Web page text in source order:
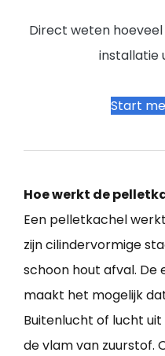
Direct weten
installatie
Start
Hoe werkt de
Een pelletkachel
zijn cilindervormige
schoon hout afval.
maakt het mogelijk
Buitenlucht of lucht
de vlam van zuurstof.